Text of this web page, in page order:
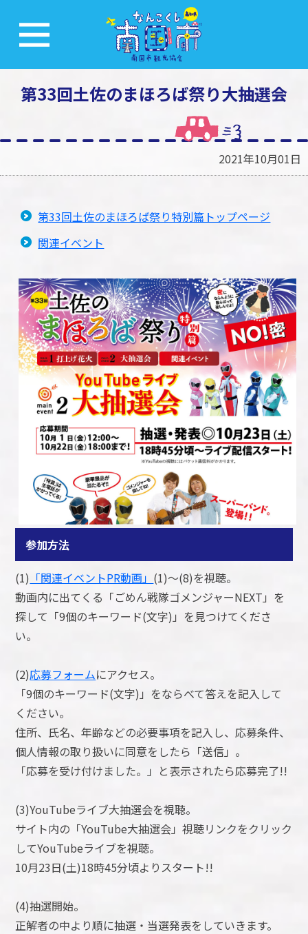
第33回土佐のまほろば祭り大抽選会
2021年10月01日
第33回土佐のまほろば祭り特別篇トップページ
関連イベント
参加方法
(1) 「関連イベントPR動画」 (1)～(8)を視聴。
動画内に出てくる「ごめん戦隊ゴメンジャーNEXT」を
探して「9個のキーワード(文字)」を見つけてくださ
い。
(2)応募フォームにアクセス。
「9個のキーワード(文字)」をならべて答えを記入して
ください。
住所、氏名、年齢などの必要事項を記入し、応募条件、
個人情報の取り扱いに同意をしたら「送信」。
「応募を受け付けました。」と表示されたら応募完了!!
(3)YouTubeライブ大抽選会を視聴。
サイト内の「YouTube大抽選会」視聴リンクをクリック
してYouTubeライブを視聴。
10月23日(土)18時45分頃よりスタート!!
(4)抽選開始。
正解者の中より順に抽選・当選発表をしていきます。